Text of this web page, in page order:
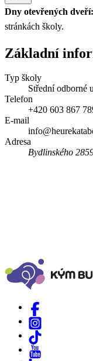
Dny otevřených dveří:
stránkách školy.
Základní
Typ školy
Střední odborné
Telefon
+420 603 867
E-mail
Adresa
Bydlinského